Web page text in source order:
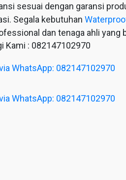
sesuai dengan garansi
Segala kebutuhan
dan tenaga ahli yang
Kami : 082147102970
WhatsApp: 082147102970
WhatsApp: 082147102970